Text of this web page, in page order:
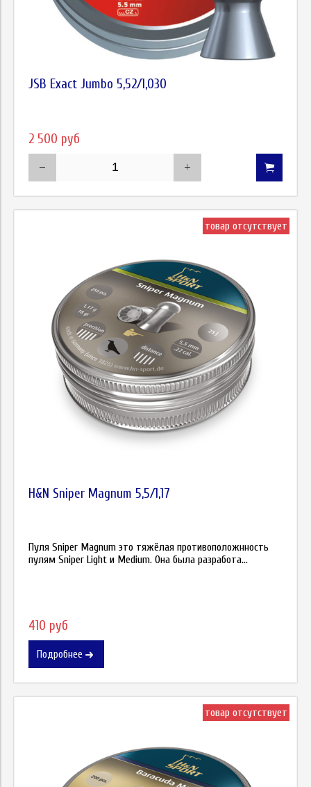
JSB Exact Jumbo 5,52/1,030
2 500 руб
товар отсутствует
H&N Sniper Magnum 5,5/1,17
Пуля Sniper Magnum это тяжёлая противоположнность
пулям Sniper Light и Medium. Она была разработа...
410 руб
Подробнее
товар отсутствует